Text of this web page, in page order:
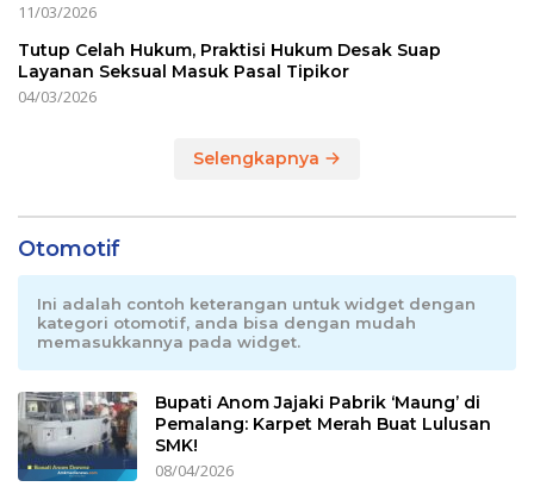
11/03/2026
Tutup Celah Hukum, Praktisi Hukum Desak Suap
Layanan Seksual Masuk Pasal Tipikor
04/03/2026
Selengkapnya
Otomotif
Ini adalah contoh keterangan untuk widget dengan
kategori otomotif, anda bisa dengan mudah
memasukkannya pada widget.
Bupati Anom Jajaki Pabrik ‘Maung’ di
Pemalang: Karpet Merah Buat Lulusan
SMK!
08/04/2026